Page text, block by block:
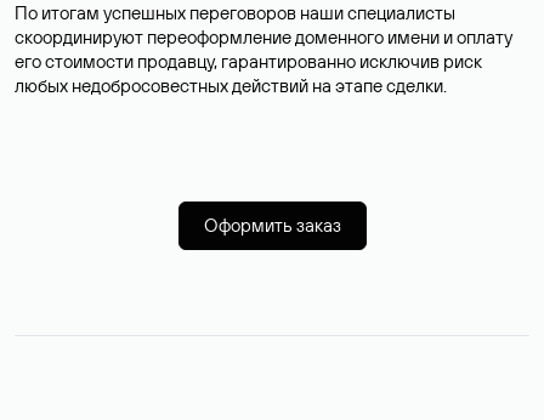
По итогам успешных переговоров наши специалисты
скоординируют переоформление доменного имени и оплату
его стоимости продавцу, гарантированно исключив риск
любых недобросовестных действий на этапе сделки.
Оформить заказ